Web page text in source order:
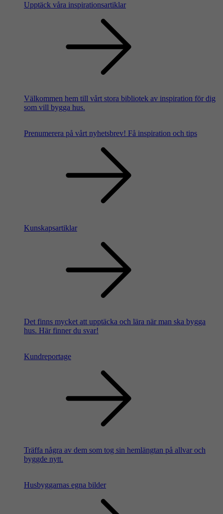
Upptäck våra inspirationsartiklar
Välkommen hem till vårt stora bibliotek av inspiration för dig
som vill bygga hus.
Prenumerera på vårt nyhetsbrev! Få inspiration och tips
Kunskapsartiklar
Det finns mycket att upptäcka och lära när man ska bygga
hus. Här finner du svar!
Kundreportage
Träffa några av dem som tog sin hemlängtan på allvar och
byggde nytt.
Husbyggarnas egna bilder